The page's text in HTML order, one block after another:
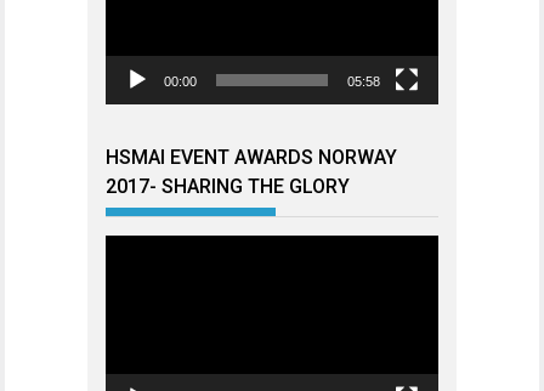
00:00 05:58
HSMAI EVENT AWARDS NORWAY
2017- SHARING THE GLORY